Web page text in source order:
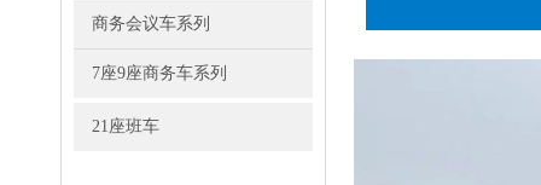
商务会议车系列
7座9座商务车系列
21座班车